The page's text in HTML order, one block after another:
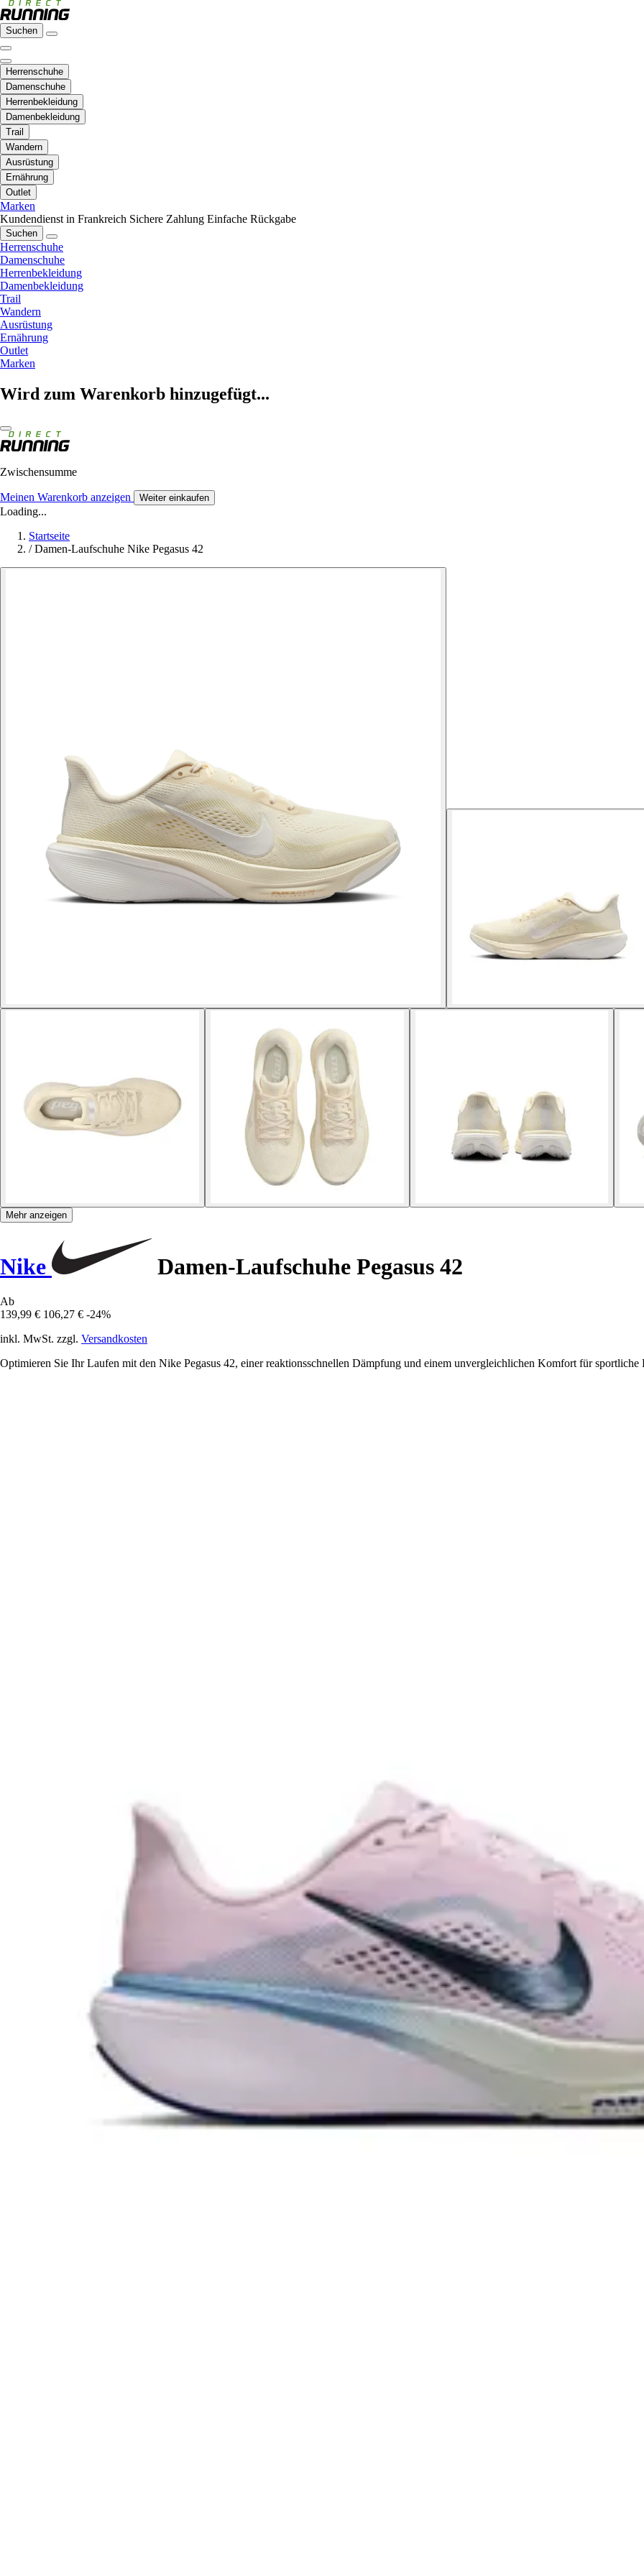
Suchen
Herrenschuhe
Damenschuhe
Herrenbekleidung
Damenbekleidung
Trail
Wandern
Ausrüstung
Ernährung
Outlet
Marken
Kundendienst in Frankreich Sichere Zahlung Einfache Rückgabe
Suchen
Herrenschuhe
Damenschuhe
Herrenbekleidung
Damenbekleidung
Trail
Wandern
Ausrüstung
Ernährung
Outlet
Marken
Wird zum Warenkorb hinzugefügt...
Zwischensumme
Meinen Warenkorb anzeigen Weiter einkaufen
Loading...
Startseite
/ Damen-Laufschuhe Nike Pegasus 42
Mehr anzeigen
Nike Damen-Laufschuhe Pegasus 42
Ab
139,99 € 106,27 € -24%
inkl. MwSt. zzgl. Versandkosten
Optimieren Sie Ihr Laufen mit den Nike Pegasus 42, einer reaktionsschnellen Dämpfung und einem unvergleichlichen Komfort für sportliche